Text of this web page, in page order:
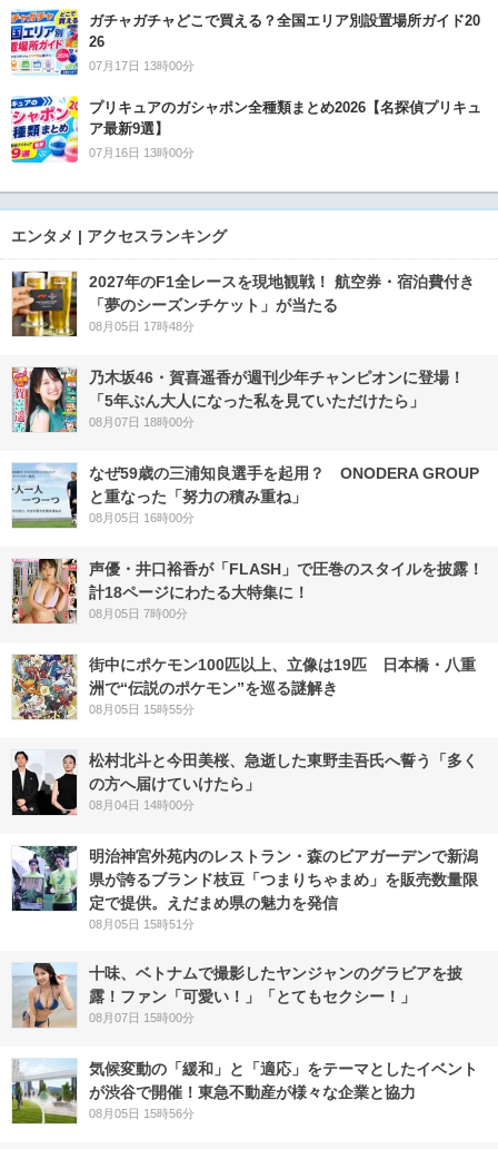
ガチャガチャどこで買える？全国エリア別設置場所ガイド20
26
07月17日 13時00分
プリキュアのガシャポン全種類まとめ2026【名探偵プリキュ
ア最新9選】
07月16日 13時00分
エンタメ | アクセスランキング
2027年のF1全レースを現地観戦！ 航空券・宿泊費付き
「夢のシーズンチケット」が当たる
08月05日 17時48分
乃木坂46・賀喜遥香が週刊少年チャンピオンに登場！
「5年ぶん大人になった私を見ていただけたら」
08月07日 18時00分
なぜ59歳の三浦知良選手を起用？ ONODERA GROUP
と重なった「努力の積み重ね」
08月05日 16時00分
声優・井口裕香が「FLASH」で圧巻のスタイルを披露！
計18ページにわたる大特集に！
08月05日 7時00分
街中にポケモン100匹以上、立像は19匹 日本橋・八重
洲で“伝説のポケモン”を巡る謎解き
08月05日 15時55分
松村北斗と今田美桜、急逝した東野圭吾氏へ誓う「多く
の方へ届けていけたら」
08月04日 14時00分
明治神宮外苑内のレストラン・森のビアガーデンで新潟
県が誇るブランド枝豆「つまりちゃまめ」を販売数量限
定で提供。えだまめ県の魅力を発信
08月05日 15時51分
十味、ベトナムで撮影したヤンジャンのグラビアを披
露！ファン「可愛い！」「とてもセクシー！」
08月07日 15時00分
気候変動の「緩和」と「適応」をテーマとしたイベント
が渋谷で開催！東急不動産が様々な企業と協力
08月05日 15時56分